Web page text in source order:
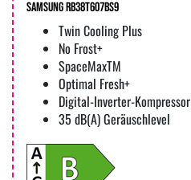
Samsung RB38T607BS9
Twin Cooling Plus
No Frost+
SpaceMaxTM
Optimal Fresh+
Digital-Inverter-Kompressor
35 dB(A) Geräuschlevel